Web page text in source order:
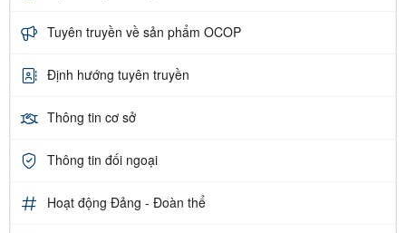
Tuyên truyền về sản phẩm OCOP
Định hướng tuyên truyền
Thông tin cơ sở
Thông tin đối ngoại
Hoạt động Đảng - Đoàn thể